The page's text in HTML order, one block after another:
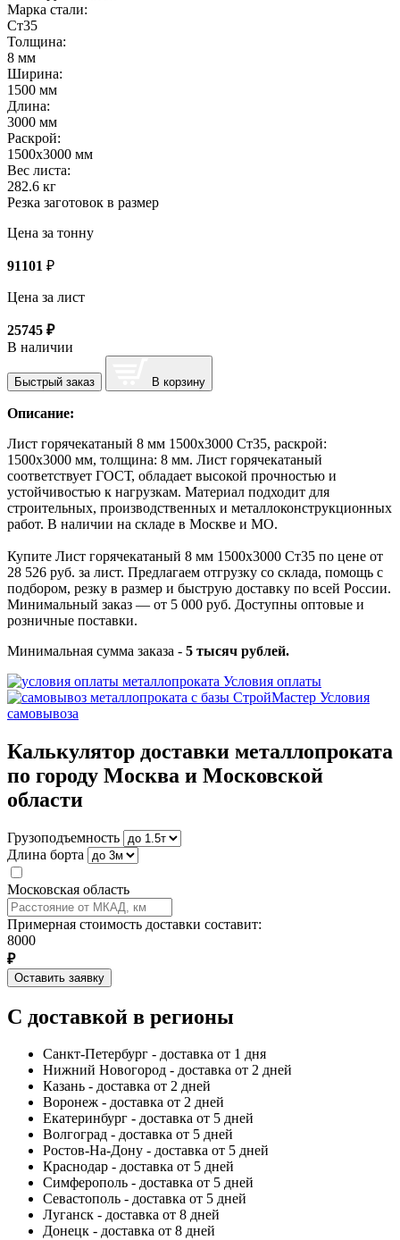
Марка стали:
Ст35
Толщина:
8 мм
Ширина:
1500 мм
Длина:
3000 мм
Раскрой:
1500х3000 мм
Вес листа:
282.6 кг
Резка заготовок в размер
Цена за тонну
91101 ₽
Цена за лист
25745 ₽
В наличии
Быстрый заказ В корзину
Описание:
Лист горячекатаный 8 мм 1500х3000 Ст35, раскрой:
1500х3000 мм, толщина: 8 мм. Лист горячекатаный
соответствует ГОСТ, обладает высокой прочностью и
устойчивостью к нагрузкам. Материал подходит для
строительных, производственных и металлоконструкционных
работ. В наличии на складе в Москве и МО.
Купите Лист горячекатаный 8 мм 1500х3000 Ст35 по цене от
28 526 руб. за лист. Предлагаем отгрузку со склада, помощь с
подбором, резку в размер и быструю доставку по всей России.
Минимальный заказ — от 5 000 руб. Доступны оптовые и
розничные поставки.
Минимальная сумма заказа - 5 тысяч рублей.
Условия оплаты
Условия
самовывоза
Калькулятор доставки металлопроката
по городу Москва и Московской
области
Грузоподъемность
Длина борта
Московская область
Примерная стоимость доставки составит:
8000
₽
Оставить заявку
С доставкой в регионы
Санкт-Петербург - доставка от 1 дня
Нижний Новогород - доставка от 2 дней
Казань - доставка от 2 дней
Воронеж - доставка от 2 дней
Екатеринбург - доставка от 5 дней
Волгоград - доставка от 5 дней
Ростов-На-Дону - доставка от 5 дней
Краснодар - доставка от 5 дней
Симферополь - доставка от 5 дней
Севастополь - доставка от 5 дней
Луганск - доставка от 8 дней
Донецк - доставка от 8 дней